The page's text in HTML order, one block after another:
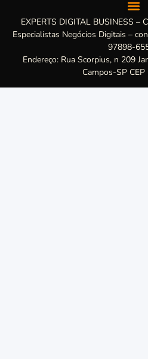
EXPERTS DIGITAL BUSINESS –
Especialistas Negócios Digitais –
97898-
Endereço: Rua Scorpius, n 209
Campos-SP